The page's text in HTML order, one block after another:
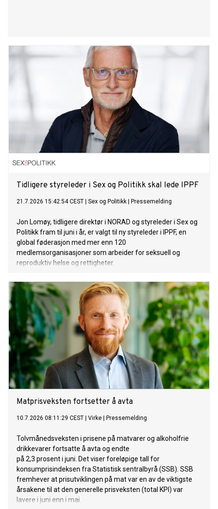
Tidligere styreleder i Sex og Politikk skal lede IPPF
21.7.2026 15:42:54 CEST Sex og Politikk Pressemelding
Jon Lomøy, tidligere direktør i NORAD og styreleder i Sex og
Politikk fram til juni i år, er valgt til ny styreleder i IPPF, en
global føderasjon med mer enn 120
medlemsorganisasjoner som arbeider for seksuell og
reproduktiv helse og rettigheter.
Matprisveksten fortsetter å avta
10.7.2026 08:11:29 CEST Virke Pressemelding
Tolvmånedsveksten i prisene på matvarer og alkoholfrie
drikkevarer fortsatte å avta og endte
på 2,3 prosent i juni. Det viser foreløpige tall for
konsumprisindeksen fra Statistisk sentralbyrå (SSB). SSB
fremhever at prisutviklingen på mat var en av de viktigste
årsakene til at den generelle prisveksten (total KPI) var
lavere i juni enn i mai.